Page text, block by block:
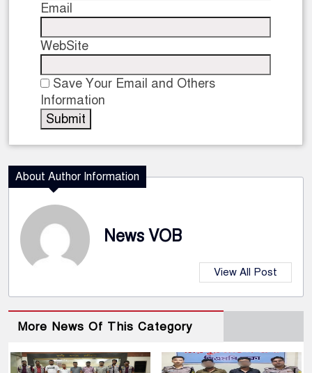
Email
WebSite
Save Your Email and Others
Information
About Author Information
News VOB
View All Post
More News Of This Category